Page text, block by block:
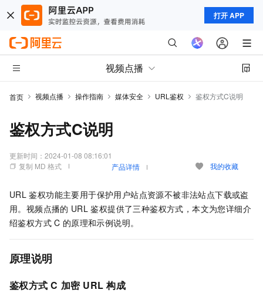
打开 APP
视频点播
首页 视频点播 操作指南 媒体安全 URL鉴权 鉴权方式C说明
鉴权方式C说明
更新时间： 2024-01-08 08:16:01
复制 MD 格式
产品详情 我的收藏
URL 鉴权功能主要用于保护用户站点资源不被非法站点下载或盗
用。视频点播的 URL 鉴权提供了三种鉴权方式，本文为您详细介
绍鉴权方式 C 的原理和示例说明。
原理说明
鉴权方式 C 加密 URL 构成